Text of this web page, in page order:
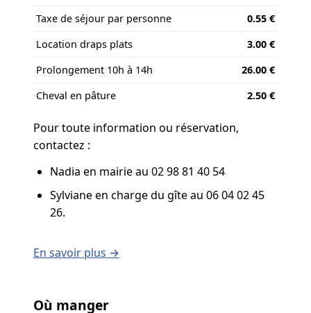
Taxe de séjour par personne
0.55 €
Location draps plats
3.00 €
Prolongement 10h à 14h
26.00 €
Cheval en pâture
2.50 €
Pour toute information ou réservation,
contactez :
Nadia en mairie au 02 98 81 40 54
Sylviane en charge du gîte au 06 04 02 45
26.
En savoir plus →
Où manger